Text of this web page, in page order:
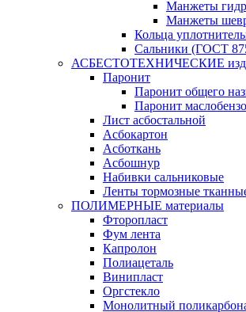
Манжеты
Манжеты
Кольца
Сальники (ГОСТ
АСБЕСТОТЕХНИЧЕСКИЕ
Паронит
Паронит общего
Паронит
Лист асбостальной
Асбокартон
Асботкань
Асбошнур
Набивки сальниковые
Ленты тормозные
ПОЛИМЕРНЫЕ материалы
Фторопласт
Фум лента
Капролон
Полиацеталь
Винипласт
Оргстекло
Монолитный